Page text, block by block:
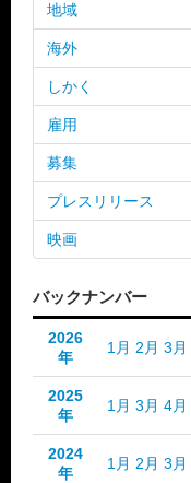
地域
海外
しかく
雇用
募集
プレスリリース
映画
バックナンバー
2026
年
1月 2月 3月
2025
年
1月 3月 4月
2024
年
1月 2月 3月